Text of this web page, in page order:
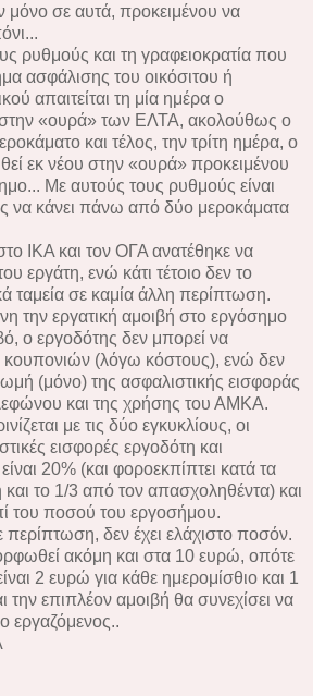
σε αυτά, προκειμένου να
ρυθμούς και τη γραφειοκρατία που
ασφάλισης του οικόσιτου ή
απαιτείται τη μία ημέρα ο
στην «ουρά» των ΕΛΤΑ, ακολούθως ο
και τέλος, την τρίτη ημέρα, ο
εκ νέου στην «ουρά» προκειμένου
Με αυτούς τους ρυθμούς είναι
να κάνει πάνω από δύο μεροκάματα
ΙΚΑ και τον ΟΓΑ ανατέθηκε να
εργάτη, ενώ κάτι τέτοιο δεν το
ταμεία σε καμία άλλη περίπτωση.
την εργατική αμοιβή στο εργόσημο
ο εργοδότης δεν μπορεί να
κουπονιών (λόγω κόστους), ενώ δεν
(μόνο) της ασφαλιστικής εισφοράς
και της χρήσης του ΑΜΚΑ.
με τις δύο εγκυκλίους, οι
εισφορές εργοδότη και
20% (και φοροεκπίπτει κατά τα
το 1/3 από τον απασχοληθέντα) και
του ποσού του εργοσήμου.
δεν έχει ελάχιστο ποσόν.
ακόμη και στα 10 ευρώ, οπότε
2 ευρώ για κάθε ημερομίσθιο και 1
επιπλέον αμοιβή θα συνεχίσει να
εργαζόμενος..